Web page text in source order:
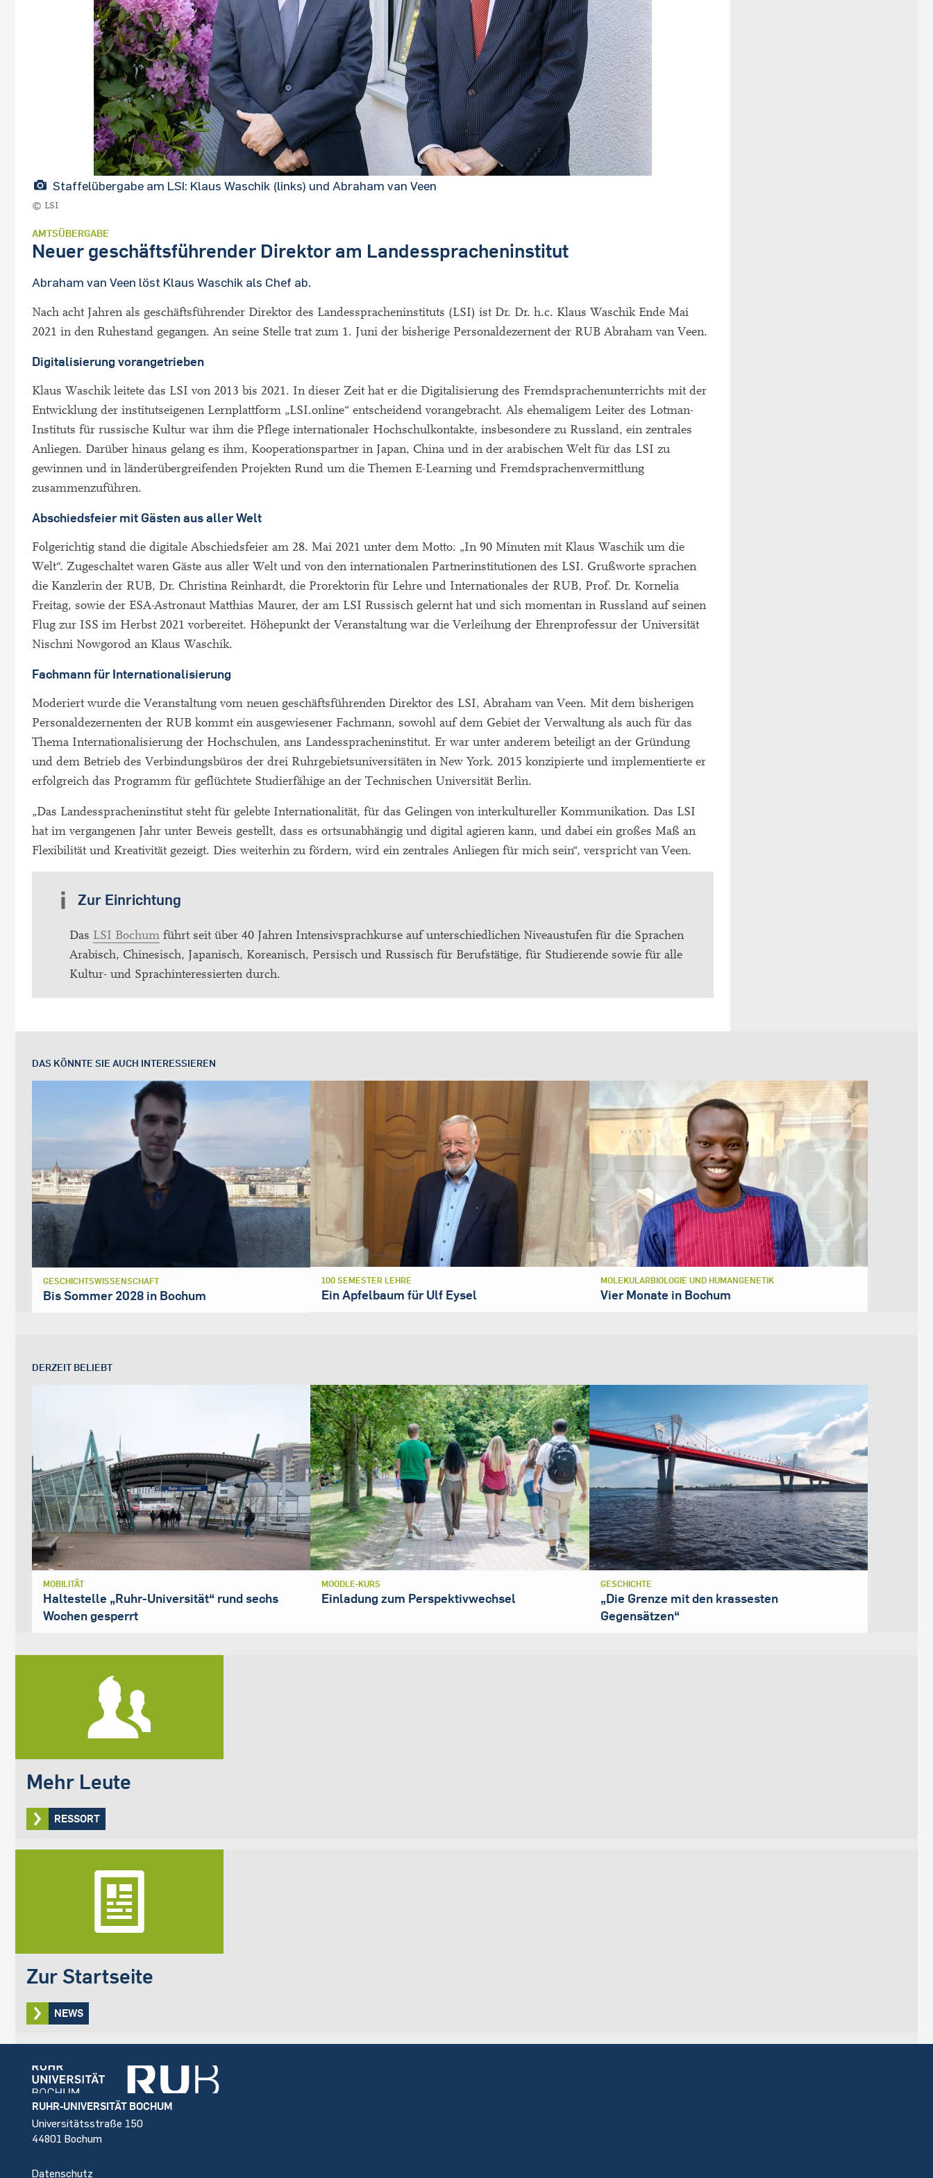
Staffelübergabe am LSI: Klaus Waschik (links) und Abraham van Veen
© LSI
AMTSÜBERGABE
Neuer geschäftsführender Direktor am Landesspracheninstitut
Abraham van Veen löst Klaus Waschik als Chef ab.
Nach acht Jahren als geschäftsführender Direktor des Landesspracheninstituts (LSI) ist Dr. Dr. h.c. Klaus Waschik Ende Mai
2021 in den Ruhestand gegangen. An seine Stelle trat zum 1. Juni der bisherige Personaldezernent der RUB Abraham van Veen.
Digitalisierung vorangetrieben
Klaus Waschik leitete das LSI von 2013 bis 2021. In dieser Zeit hat er die Digitalisierung des Fremdsprachenunterrichts mit der
Entwicklung der institutseigenen Lernplattform „LSI.online“ entscheidend vorangebracht. Als ehemaligem Leiter des Lotman-
Instituts für russische Kultur war ihm die Pflege internationaler Hochschulkontakte, insbesondere zu Russland, ein zentrales
Anliegen. Darüber hinaus gelang es ihm, Kooperationspartner in Japan, China und in der arabischen Welt für das LSI zu
gewinnen und in länderübergreifenden Projekten Rund um die Themen E-Learning und Fremdsprachenvermittlung
zusammenzuführen.
Abschiedsfeier mit Gästen aus aller Welt
Folgerichtig stand die digitale Abschiedsfeier am 28. Mai 2021 unter dem Motto: „In 90 Minuten mit Klaus Waschik um die
Welt“. Zugeschaltet waren Gäste aus aller Welt und von den internationalen Partnerinstitutionen des LSI. Grußworte sprachen
die Kanzlerin der RUB, Dr. Christina Reinhardt, die Prorektorin für Lehre und Internationales der RUB, Prof. Dr. Kornelia
Freitag, sowie der ESA-Astronaut Matthias Maurer, der am LSI Russisch gelernt hat und sich momentan in Russland auf seinen
Flug zur ISS im Herbst 2021 vorbereitet. Höhepunkt der Veranstaltung war die Verleihung der Ehrenprofessur der Universität
Nischni Nowgorod an Klaus Waschik.
Fachmann für Internationalisierung
Moderiert wurde die Veranstaltung vom neuen geschäftsführenden Direktor des LSI, Abraham van Veen. Mit dem bisherigen
Personaldezernenten der RUB kommt ein ausgewiesener Fachmann, sowohl auf dem Gebiet der Verwaltung als auch für das
Thema Internationalisierung der Hochschulen, ans Landesspracheninstitut. Er war unter anderem beteiligt an der Gründung
und dem Betrieb des Verbindungsbüros der drei Ruhrgebietsuniversitäten in New York. 2015 konzipierte und implementierte er
erfolgreich das Programm für geflüchtete Studierfähige an der Technischen Universität Berlin.
„Das Landesspracheninstitut steht für gelebte Internationalität, für das Gelingen von interkultureller Kommunikation. Das LSI
hat im vergangenen Jahr unter Beweis gestellt, dass es ortsunabhängig und digital agieren kann, und dabei ein großes Maß an
Flexibilität und Kreativität gezeigt. Dies weiterhin zu fördern, wird ein zentrales Anliegen für mich sein“, verspricht van Veen.
Zur Einrichtung
Das LSI Bochum führt seit über 40 Jahren Intensivsprachkurse auf unterschiedlichen Niveaustufen für die Sprachen
Arabisch, Chinesisch, Japanisch, Koreanisch, Persisch und Russisch für Berufstätige, für Studierende sowie für alle
Kultur- und Sprachinteressierten durch.
DAS KÖNNTE SIE AUCH INTERESSIEREN
GESCHICHTSWISSENSCHAFT
Bis Sommer 2028 in Bochum
100 SEMESTER LEHRE
Ein Apfelbaum für Ulf Eysel
MOLEKULARBIOLOGIE UND HUMANGENETIK
Vier Monate in Bochum
DERZEIT BELIEBT
MOBILITÄT
Haltestelle „Ruhr-Universität“ rund sechs
Wochen gesperrt
MOODLE-KURS
Einladung zum Perspektivwechsel
GESCHICHTE
„Die Grenze mit den krassesten
Gegensätzen“
Mehr Leute
RESSORT
Zur Startseite
NEWS
Footer
RUHR-UNIVERSITÄT BOCHUM
Universitätsstraße 150
44801 Bochum
Datenschutz